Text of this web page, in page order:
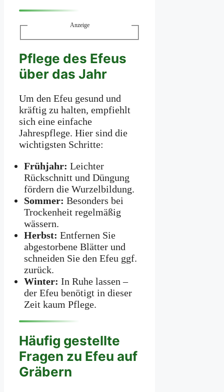
Anzeige
Pflege des Efeus
über das Jahr
Um den Efeu gesund und
kräftig zu halten, empfiehlt
sich eine einfache
Jahrespflege. Hier sind die
wichtigsten Schritte:
Frühjahr: Leichter
Rückschnitt und Düngung
fördern die Wurzelbildung.
Sommer: Besonders bei
Trockenheit regelmäßig
wässern.
Herbst: Entfernen Sie
abgestorbene Blätter und
schneiden Sie den Efeu ggf.
zurück.
Winter: In Ruhe lassen –
der Efeu benötigt in dieser
Zeit kaum Pflege.
Häufig gestellte
Fragen zu Efeu auf
Gräbern